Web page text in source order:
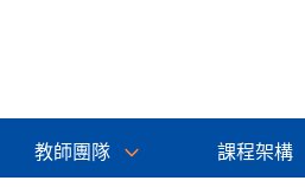
教師團隊 課程架構